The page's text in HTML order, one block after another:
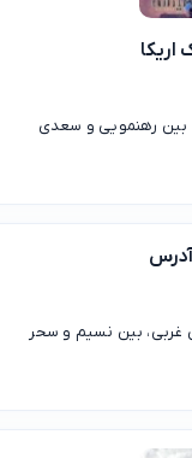
بین رهنمویی و سعدی
غربی، بین نسیم و سحر